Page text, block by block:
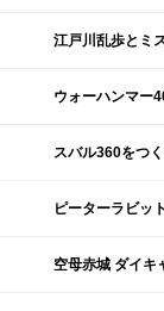
江戸川乱歩とミ
ウォーハンマー
スバル360をつ
ピーターラビ
空母赤城 ダイキ